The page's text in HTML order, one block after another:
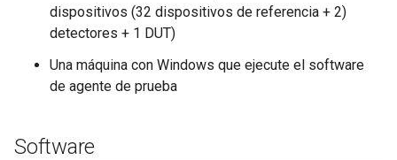
dispositivos (32 dispositivos de referencia + 2)
detectores + 1 DUT)
Una máquina con Windows que ejecute el software
de agente de prueba
Software